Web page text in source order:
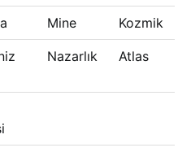
Mine Kozmik
Nazarlık Atlas